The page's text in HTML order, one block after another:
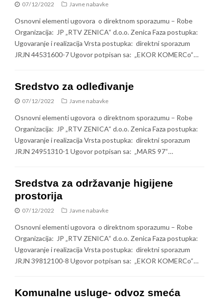
07/12/2022 Javne nabavke
Osnovni elementi ugovora o direktnom sporazumu – Robe
Organizacija: JP „RTV ZENICA“ d.o.o. Zenica Faza postupka:
Ugovaranje i realizacija Vrsta postupka: direktni sporazum
JRJN 44531600-7 Ugovor potpisan sa: „EKOR KOMERCo“…
Sredstvo za odleđivanje
07/12/2022 Javne nabavke
Osnovni elementi ugovora o direktnom sporazumu – Robe
Organizacija: JP „RTV ZENICA“ d.o.o. Zenica Faza postupka:
Ugovaranje i realizacija Vrsta postupka: direktni sporazum
JRJN 24951310-1 Ugovor potpisan sa: „MARS 97“…
Sredstva za održavanje higijene
prostorija
07/12/2022 Javne nabavke
Osnovni elementi ugovora o direktnom sporazumu – Robe
Organizacija: JP „RTV ZENICA“ d.o.o. Zenica Faza postupka:
Ugovaranje i realizacija Vrsta postupka: direktni sporazum
JRJN 39812100-8 Ugovor potpisan sa: „EKOR KOMERCo“…
Komunalne usluge- odvoz smeća